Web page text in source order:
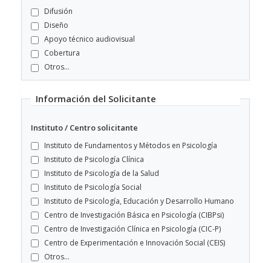
Difusión
Diseño
Apoyo técnico audiovisual
Cobertura
Otros...
Información del Solicitante
Instituto / Centro solicitante
Instituto de Fundamentos y Métodos en Psicología
Instituto de Psicología Clínica
Instituto de Psicología de la Salud
Instituto de Psicología Social
Instituto de Psicología, Educación y Desarrollo Humano
Centro de Investigación Básica en Psicología (CIBPsi)
Centro de Investigación Clínica en Psicología (CIC-P)
Centro de Experimentación e Innovación Social (CEIS)
Otros...